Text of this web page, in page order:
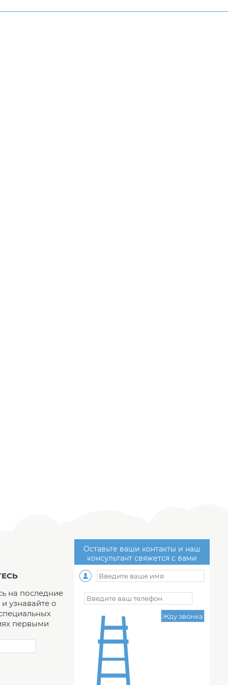
на последние
узнавайте о
первыми
Оставьте ваши контакты и наш
консультант свяжется с вами